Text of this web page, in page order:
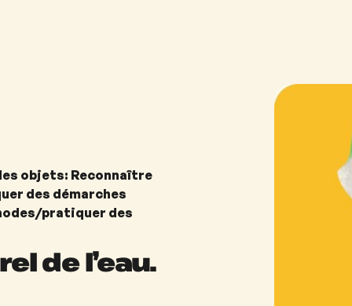
objets: Reconnaître
des démarches
pratiquer des
de l’eau.